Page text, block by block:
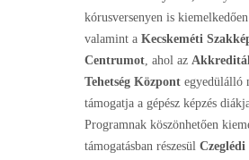
kórusversenyen is
valamint a Kecskeméti
Centrumot, ahol az
Tehetség Központ egyedülálló
támogatja a gépész képzés
Programnak köszönhetően
támogatásban részesül